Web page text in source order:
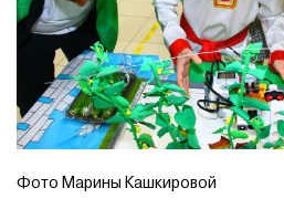
Фото Марины Кашкировой